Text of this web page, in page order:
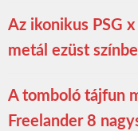
Az ikonikus PSG
metál ezüst
A tomboló tájfun
Freelander 8